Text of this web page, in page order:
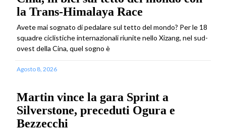
la Trans-Himalaya Race
Avete mai sognato di pedalare sul tetto del mondo? Per le 18
squadre ciclistiche internazionali riunite nello Xizang, nel sud-
ovest della Cina, quel sogno è
Agosto 8, 2026
Martin vince la gara Sprint a
Silverstone, preceduti Ogura e
Bezzecchi